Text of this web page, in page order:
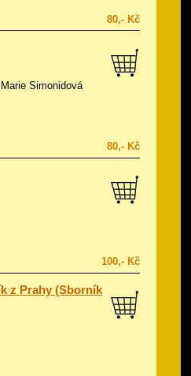
80,- Kč
Simonidová
80,- Kč
100,- Kč
z Prahy (Sborník